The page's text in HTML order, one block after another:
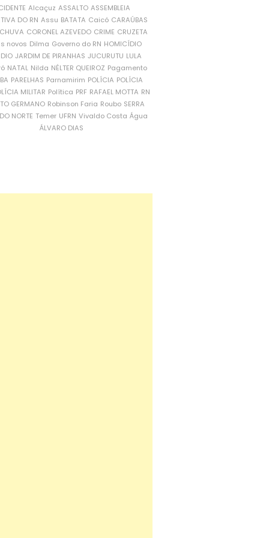
Alcaçuz ASSALTO ASSEMBLEIA
DO RN Assu BATATA Caicó CARAÚBAS
CORONEL AZEVEDO CRIME CRUZETA
novos Dilma Governo do RN HOMICÍDIO
JARDIM DE PIRANHAS JUCURUTU LULA
NATAL Nilda NÉLTER QUEIROZ Pagamento
PARELHAS Parnamirim POLÍCIA POLÍCIA
MILITAR Política PRF RAFAEL MOTTA RN
GERMANO Robinson Faria Roubo SERRA
NORTE Temer UFRN Vivaldo Costa Água
ÁLVARO DIAS